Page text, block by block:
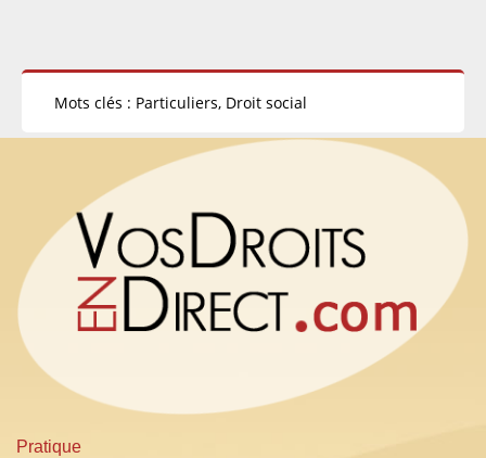
Mots clés : Particuliers, Droit social
Pratique